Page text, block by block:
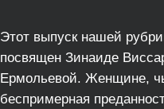
Этот выпуск нашей
посвящен Зинаиде
Ермольевой. Женщине,
беспримерная